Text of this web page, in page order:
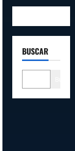
BUSCAR